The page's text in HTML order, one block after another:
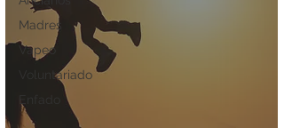
Madres
Vapeo
Voluntariado